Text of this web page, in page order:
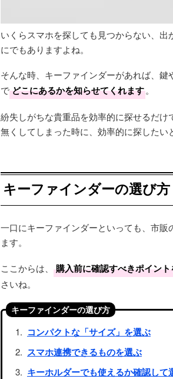
いくらスマホを探しても見つからない、
にでもありますよね。
そんな時、キーファインダーがあれば、
でどこにあるかを知らせてくれます。
紛失しがちな貴重品を効率的に探せるだ
無くしてしまった時に、効率的に探したい
キーファインダーの選び
一口にキーファインダーといっても、市
ます。
ここからは、 購入前に確認すべきポイン
さいね。
キーファインダーの選び方
コンパクトな「サイズ」を選ぶ
スマホ連携できるものを選ぶ
キーホルダーでも使えるか確認して